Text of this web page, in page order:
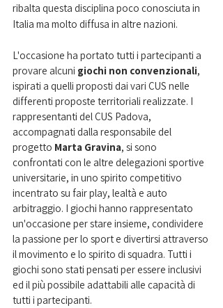
ribalta questa disciplina poco conosciuta in
Italia ma molto diffusa in altre nazioni.
L'occasione ha portato tutti i partecipanti a
provare alcuni giochi non convenzionali,
ispirati a quelli proposti dai vari CUS nelle
differenti proposte territoriali realizzate. I
rappresentanti del CUS Padova,
accompagnati dalla responsabile del
progetto Marta Gravina, si sono
confrontati con le altre delegazioni sportive
universitarie, in uno spirito competitivo
incentrato su fair play, lealtà e auto
arbitraggio. I giochi hanno rappresentato
un'occasione per stare insieme, condividere
la passione per lo sport e divertirsi attraverso
il movimento e lo spirito di squadra. Tutti i
giochi sono stati pensati per essere inclusivi
ed il più possibile adattabili alle capacità di
tutti i partecipanti.